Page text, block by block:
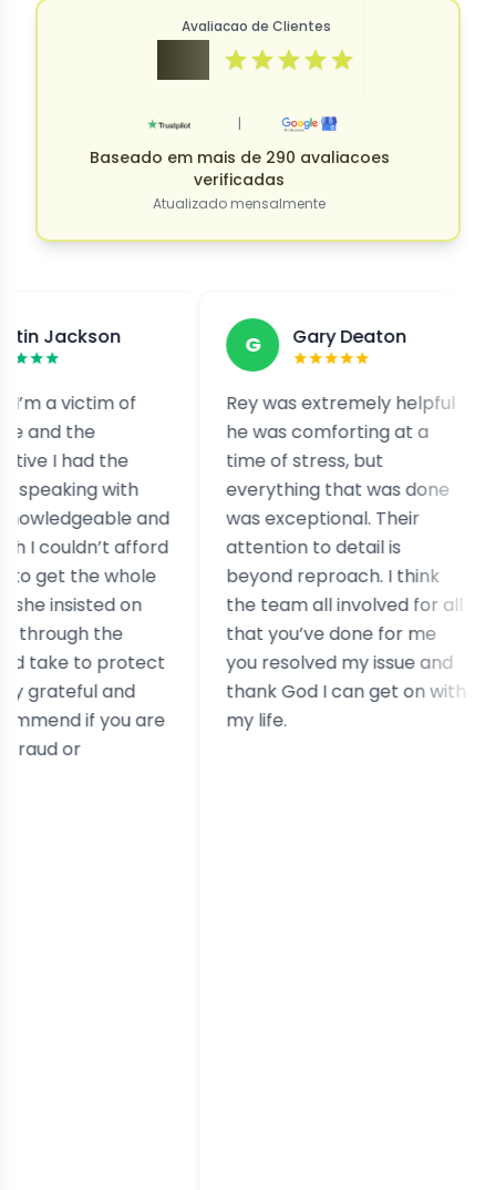
Avaliacao de Clientes
|
Baseado em mais de 290 avaliacoes
verificadas
Atualizado mensalmente
of
the
with
and
afford
whole
on
the
protect
and
you are
Gary Deaton
Rey was extremely helpful
he was comforting at a
time of stress, but
everything that was done
was exceptional. Their
attention to detail is
beyond reproach. I think
the team all involved for all
that you’ve done for me
you resolved my issue and
thank God I can get on with
my life.
I
out.